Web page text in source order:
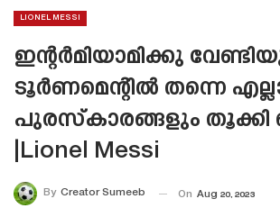
LIONEL MESSI
ഇന്റർമിയാമിക്കു
ടൂർണമെന്റിൽ തന്നെ
പുരസ്കാരങ്ങളും തൂക്കി
|Lionel Messi
By Creator Sumeeb On Aug 20, 2023